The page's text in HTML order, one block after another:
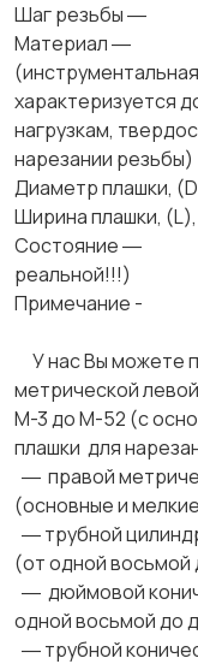
Шаг резьбы
характеризуется
нагрузкам,
нарезании резьбы)
Диаметр
Ширина
Состояние
реальной!!!)
Примечание -
У нас Вы можете
метрической
М-3 до М-52 (с
плашки для
― правой
(основные и
― трубной
(от одной
― дюймовой
одной восьмой до
― трубной